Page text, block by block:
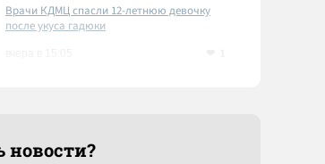
Врачи КДМЦ спасли 12-летнюю девочку
после укуса гадюки
новости?